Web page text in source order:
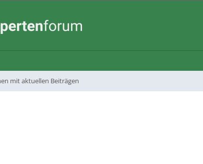
mit aktuellen Beiträgen